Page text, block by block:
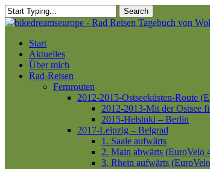
Skip
to
content
Search
Close
Menu
Start
Aktuelles
Über mich
Rad-Reisen
Fernrouten
2012-2015-Ostseeküsten-Route
2012-2013-Mit der Ostsee
2015-Helsinki – Berlin
2017-Leipzig – Belgrad
1. Saale aufwärts
2. Main abwärts (EuroVelo
3. Rhein aufwärts